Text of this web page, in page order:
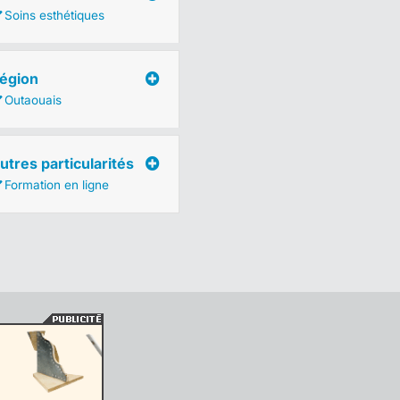
Soins esthétiques
Outaouais
particularités
Formation en ligne